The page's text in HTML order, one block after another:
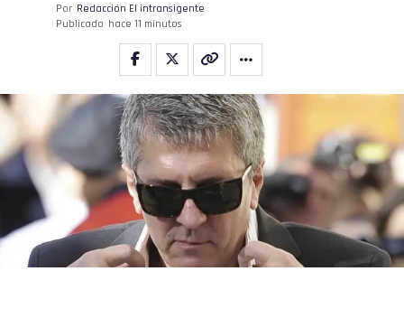
Por Redacción El intransigente
Publicado hace 11 minutos